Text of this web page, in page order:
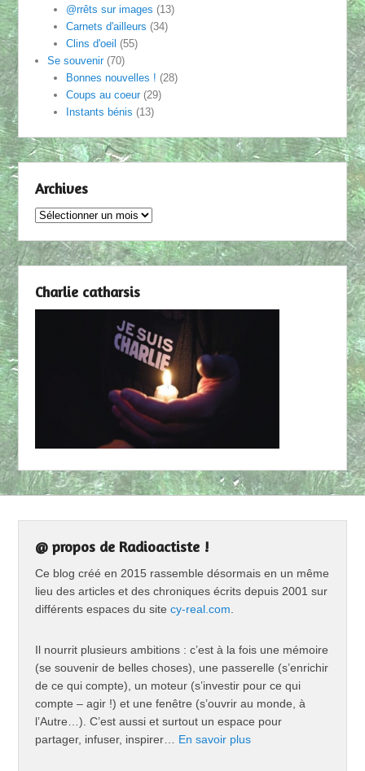
@rrêts sur images (13)
Carnets d'ailleurs (34)
Clins d'oeil (55)
Se souvenir(70)
Bonnes nouvelles ! (28)
Coups au coeur(29)
Instants bénis (13)
Archives
Archives
Charlie catharsis
@ propos de Radioactiste !
Ce blog créé en 2015 rassemble désormais en un même
lieu des articles et des chroniques écrits depuis 2001 sur
différents espaces du sitecy-real.com.
Il nourrit plusieurs ambitions : c’est à la fois une mémoire
(se souvenir de belles choses), une passerelle (s’enrichir
de ce qui compte), un moteur (s’investir pour ce qui
compte – agir !) et une fenêtre (s’ouvrir au monde, à
l’Autre…). C’est aussi et surtout un espace pour
partager, infuser, inspirer… En savoir plus